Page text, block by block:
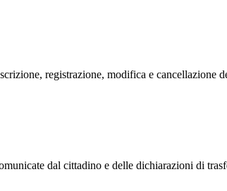
registrazione, modifica e
dal cittadino e delle dichiarazioni di